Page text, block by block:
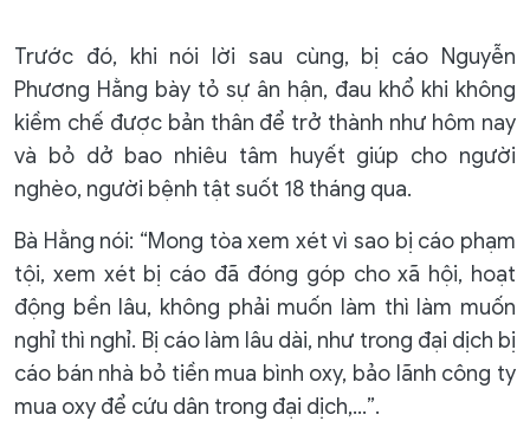
Trước đó, khi nói lời sau cùng, bị cáo Nguyễn
Phương Hằng bày tỏ sự ân hận, đau khổ khi không
kiềm chế được bản thân để trở thành như hôm nay
và bỏ dở bao nhiêu tâm huyết giúp cho người
nghèo, người bệnh tật suốt 18 tháng qua.
Bà Hằng nói: “Mong tòa xem xét vì sao bị cáo phạm
tội, xem xét bị cáo đã đóng góp cho xã hội, hoạt
động bền lâu, không phải muốn làm thì làm muốn
nghỉ thì nghỉ. Bị cáo làm lâu dài, như trong đại dịch bị
cáo bán nhà bỏ tiền mua bình oxy, bảo lãnh công ty
mua oxy để cứu dân trong đại dịch,…”.